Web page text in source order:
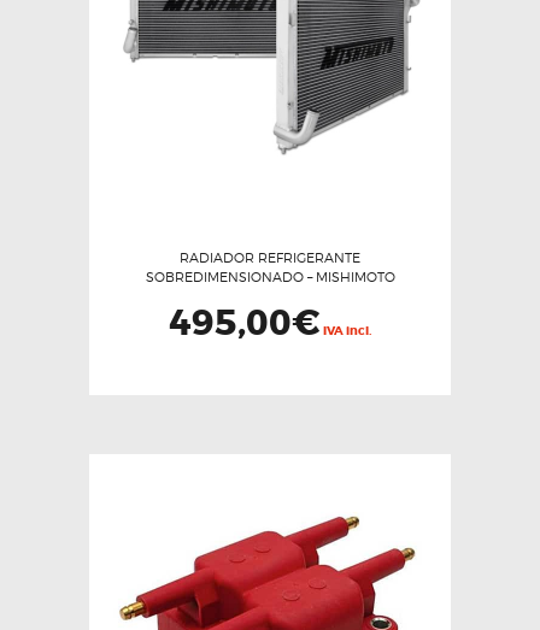
RADIADOR REFRIGERANTE
SOBREDIMENSIONADO – MISHIMOTO
495,00€ IVA incl.